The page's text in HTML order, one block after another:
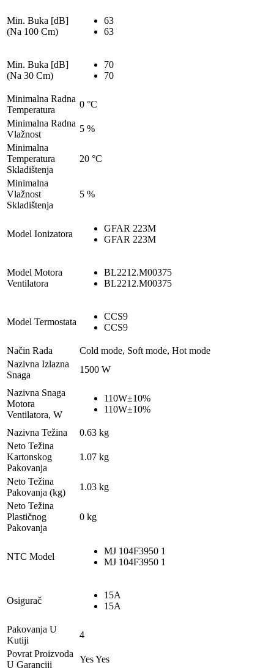
Min. Buka [dB]
(Na 100 Cm)
63
63
Min. Buka [dB]
(Na 30 Cm)
70
70
Minimalna Radna
Temperatura
0 °C
Minimalna Radna
Vlažnost
5 %
Minimalna
Temperatura
Skladištenja
20 °C
Minimalna
Vlažnost
Skladištenja
5 %
Model Ionizatora
GFAR 223M
GFAR 223M
Model Motora
Ventilatora
BL2212.M00375
BL2212.M00375
Model Termostata
CCS9
CCS9
Način Rada
Cold mode, Soft mode, Hot mode
Nazivna Izlazna
Snaga
1500 W
Nazivna Snaga
Motora
Ventilatora, W
110W±10%
110W±10%
Nazivna Težina
0.63 kg
Neto Težina
Kartonskog
Pakovanja
1.07 kg
Neto Težina
Pakovanja (kg)
1.03 kg
Neto Težina
Plastičnog
Pakovanja
0 kg
NTC Model
MJ 104F3950 1
MJ 104F3950 1
Osigurač
15A
15A
Pakovanja U
Kutiji
4
Povrat Proizvoda
U Garanciji
Yes Yes